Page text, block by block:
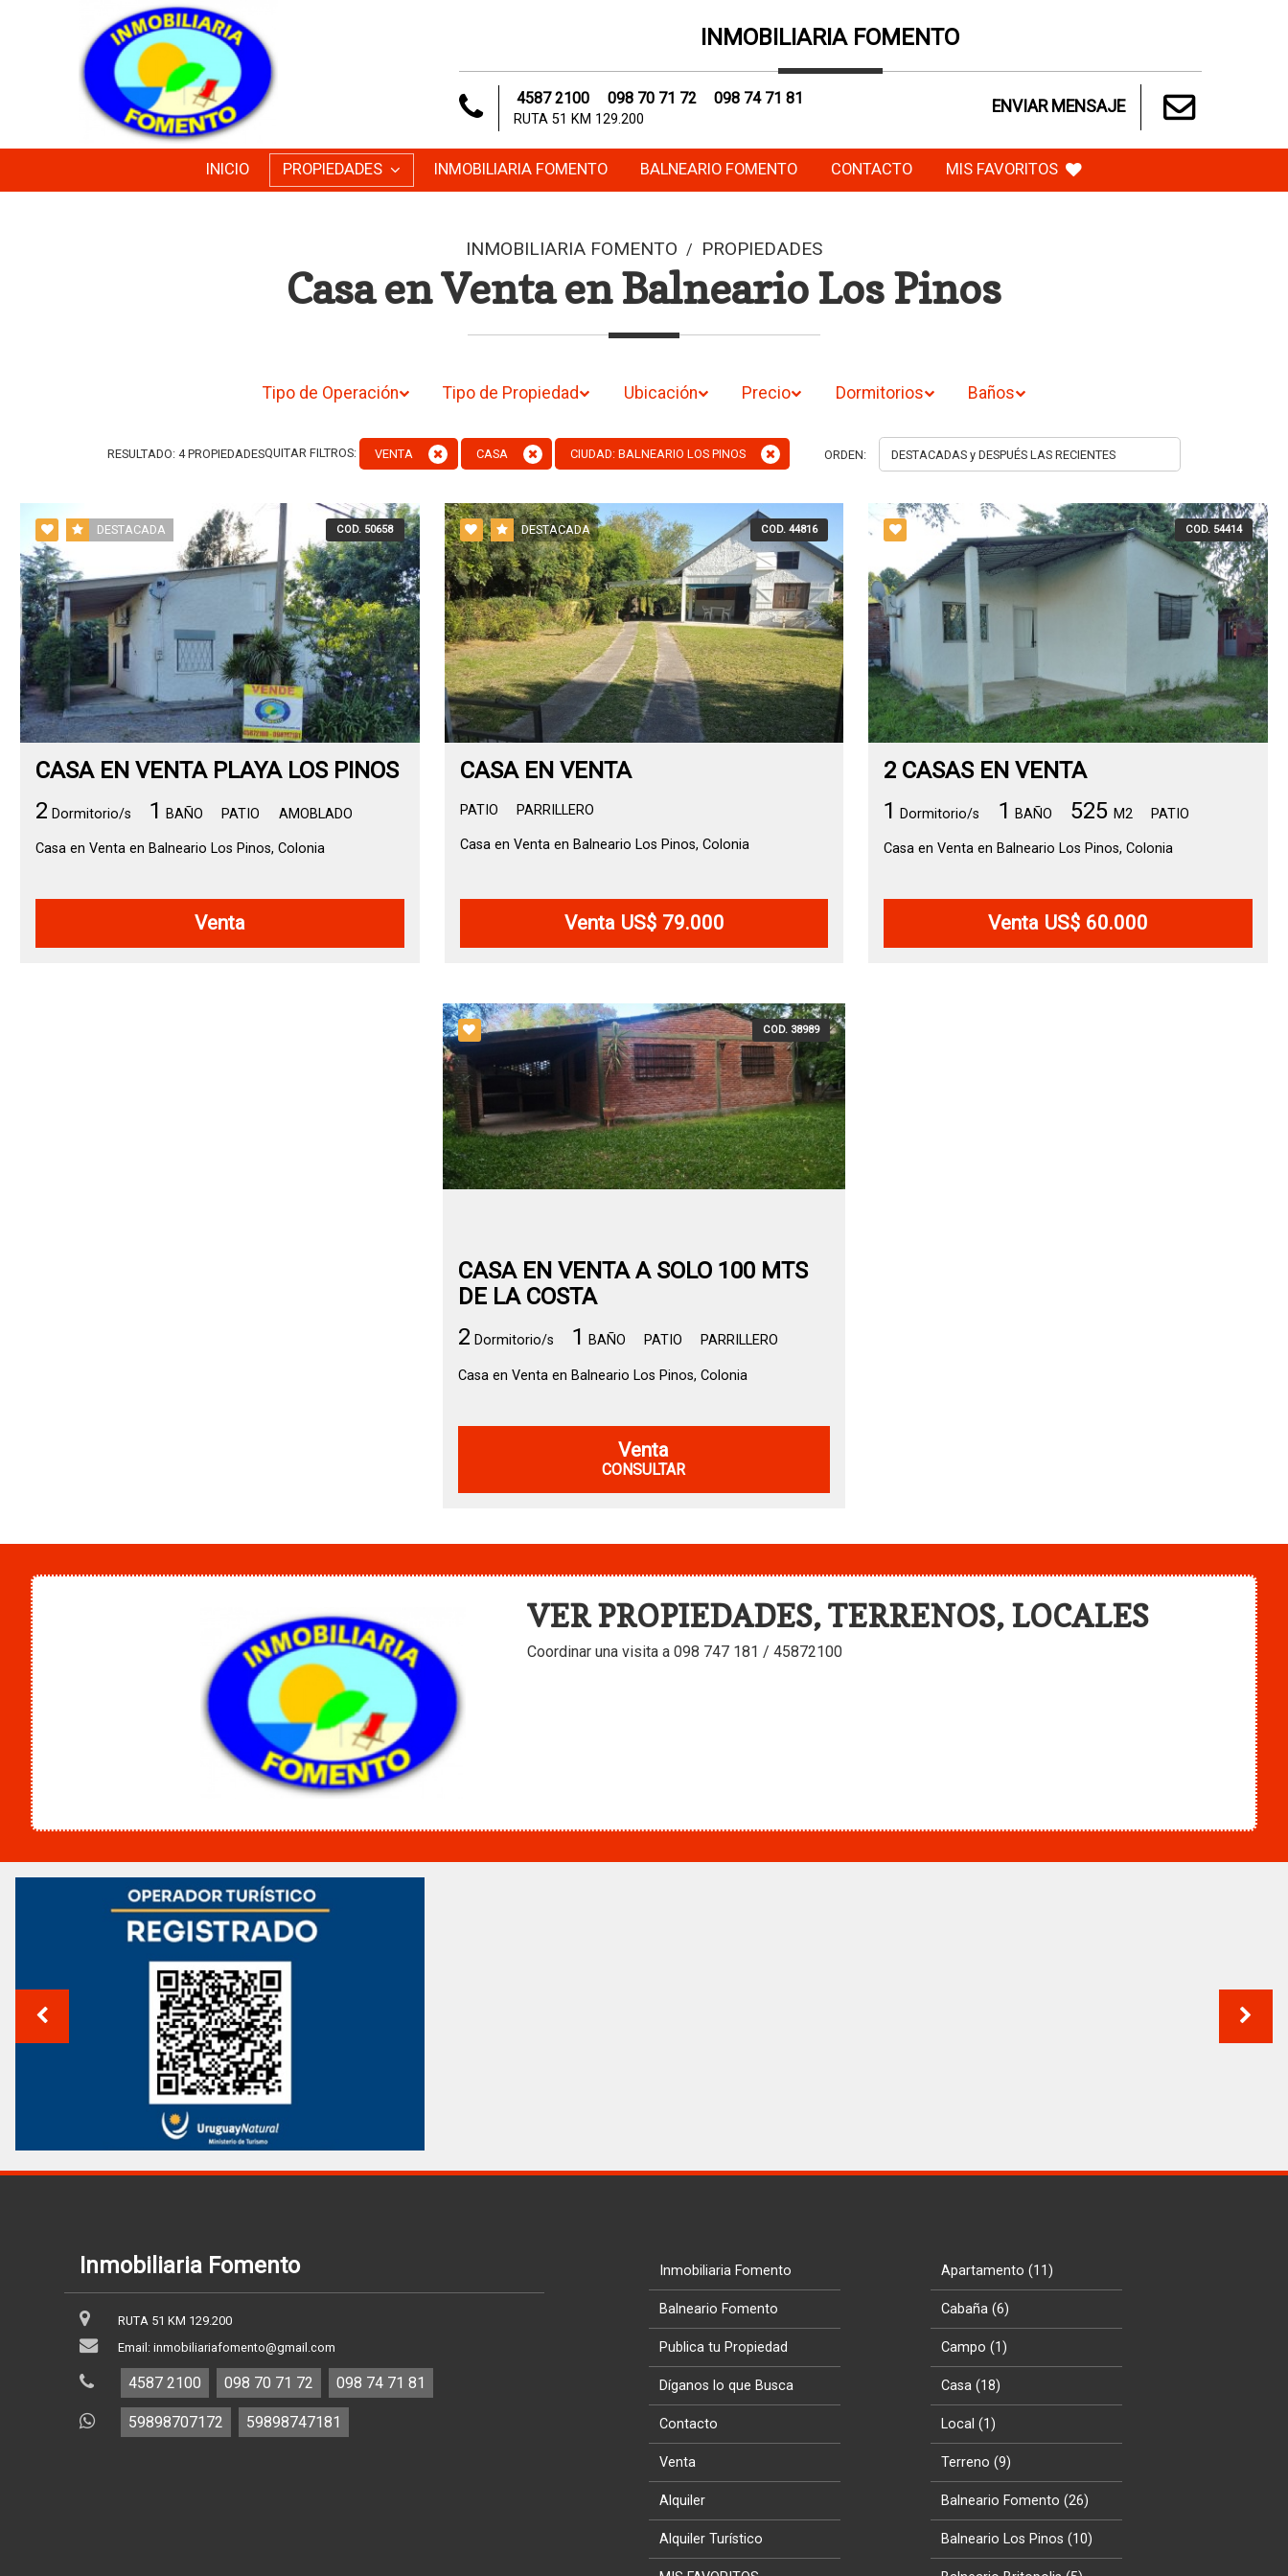
INMOBILIARIA FOMENTO
4587 2100 098 70 71 72 098 74 71 81
RUTA 51 KM 129.200
ENVIAR MENSAJE
INICIO PROPIEDADES INMOBILIARIA FOMENTO BALNEARIO FOMENTO CONTACTO MIS FAVORITOS
INMOBILIARIA FOMENTO / PROPIEDADES
Casa en Venta en Balneario Los Pinos
Tipo de Operación Tipo de Propiedad Ubicación Precio Dormitorios Baños
RESULTADO:4PROPIEDADESQUITAR FILTROS: VENTA CASA CIUDAD: BALNEARIO LOS PINOS ORDEN:
DESTACADA COD. 50658
CASA EN VENTA PLAYA LOS PINOS
2 Dormitorio/s 1 BAÑO PATIO AMOBLADO
Casa en Venta en Balneario Los Pinos, Colonia
Venta
DESTACADA COD. 44816
CASA EN VENTA
PATIO PARRILLERO
Casa en Venta en Balneario Los Pinos, Colonia
Venta US$ 79.000
COD. 54414
2 CASAS EN VENTA
1 Dormitorio/s 1 BAÑO 525 M2 PATIO
Casa en Venta en Balneario Los Pinos, Colonia
Venta US$ 60.000
COD. 38989
CASA EN VENTA A SOLO 100 MTS
DE LA COSTA
2 Dormitorio/s 1 BAÑO PATIO PARRILLERO
Casa en Venta en Balneario Los Pinos, Colonia
Venta
CONSULTAR
VER PROPIEDADES, TERRENOS, LOCALES
Coordinar una visita a 098 747 181 / 45872100
Inmobiliaria Fomento
RUTA 51 KM 129.200
Email: inmobiliariafomento@gmail.com
4587 2100 098 70 71 72 098 74 71 81
59898707172 59898747181
Inmobiliaria Fomento
Balneario Fomento
Publica tu Propiedad
Díganos lo que Busca
Contacto
Venta
Alquiler
Alquiler Turístico
Apartamento (11)
Cabaña (6)
Campo (1)
Casa (18)
Local (1)
Terreno (9)
Balneario Fomento (26)
Balneario Los Pinos (10)